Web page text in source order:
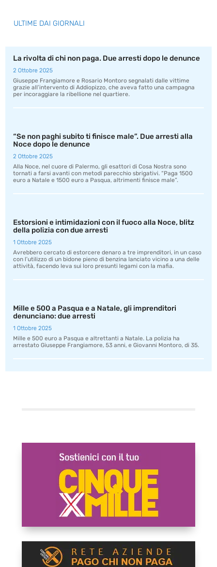
ULTIME DAI GIORNALI
La rivolta di chi non paga. Due arresti dopo le denunce
2 Ottobre 2025
Giuseppe Frangiamore e Rosario Montoro segnalati dalle vittime
grazie all’intervento di Addiopizzo, che aveva fatto una campagna
per incoraggiare la ribellione nel quartiere.
“Se non paghi subito ti finisce male”. Due arresti alla
Noce dopo le denunce
2 Ottobre 2025
Alla Noce, nel cuore di Palermo, gli esattori di Cosa Nostra sono
tornati a farsi avanti con metodi parecchio sbrigativi. “Paga 1500
euro a Natale e 1500 euro a Pasqua, altrimenti finisce male”.
Estorsioni e intimidazioni con il fuoco alla Noce, blitz
della polizia con due arresti
1 Ottobre 2025
Avrebbero cercato di estorcere denaro a tre imprenditori, in un caso
con l’utilizzo di un bidone pieno di benzina lanciato vicino a una delle
attività, facendo leva sui loro presunti legami con la mafia.
Mille e 500 a Pasqua e a Natale, gli imprenditori
denunciano: due arresti
1 Ottobre 2025
Mille e 500 euro a Pasqua e altrettanti a Natale. La polizia ha
arrestato Giuseppe Frangiamore, 53 anni, e Giovanni Montoro, di 35.